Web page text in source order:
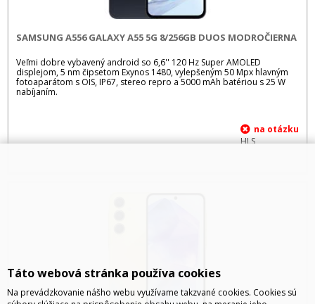
SAMSUNG A556 GALAXY A55 5G 8/256GB DUOS MODROČIERNA
Veľmi dobre vybavený android so 6,6'' 120 Hz Super AMOLED
displejom, 5 nm čipsetom Exynos 1480, vylepšeným 50 Mpx hlavným
fotoaparátom s OIS, IP67, stereo repro a 5000 mAh batériou s 25 W
nabíjaním.
HLS
Táto webová stránka používa cookies
Na prevádzkovanie nášho webu využívame takzvané cookies. Cookies sú